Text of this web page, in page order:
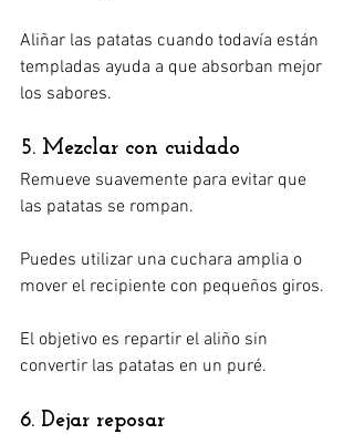
Aliñar las patatas cuando todavía están
templadas ayuda a que absorban mejor
los sabores.
5. Mezclar con cuidado
Remueve suavemente para evitar que
las patatas se rompan.
Puedes utilizar una cuchara amplia o
mover el recipiente con pequeños giros.
El objetivo es repartir el aliño sin
convertir las patatas en un puré.
6. Dejar reposar